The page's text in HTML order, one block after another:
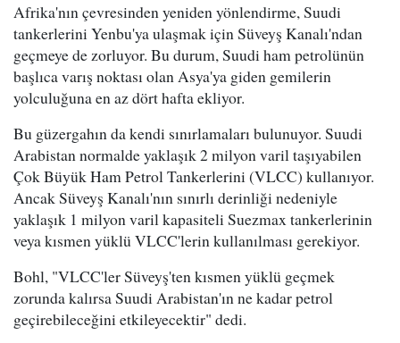
Afrika'nın çevresinden yeniden yönlendirme, Suudi
tankerlerini Yenbu'ya ulaşmak için Süveyş Kanalı'ndan
geçmeye de zorluyor. Bu durum, Suudi ham petrolünün
başlıca varış noktası olan Asya'ya giden gemilerin
yolculuğuna en az dört hafta ekliyor.
Bu güzergahın da kendi sınırlamaları bulunuyor. Suudi
Arabistan normalde yaklaşık 2 milyon varil taşıyabilen
Çok Büyük Ham Petrol Tankerlerini (VLCC) kullanıyor.
Ancak Süveyş Kanalı'nın sınırlı derinliği nedeniyle
yaklaşık 1 milyon varil kapasiteli Suezmax tankerlerinin
veya kısmen yüklü VLCC'lerin kullanılması gerekiyor.
Bohl, "VLCC'ler Süveyş'ten kısmen yüklü geçmek
zorunda kalırsa Suudi Arabistan'ın ne kadar petrol
geçirebileceğini etkileyecektir" dedi.